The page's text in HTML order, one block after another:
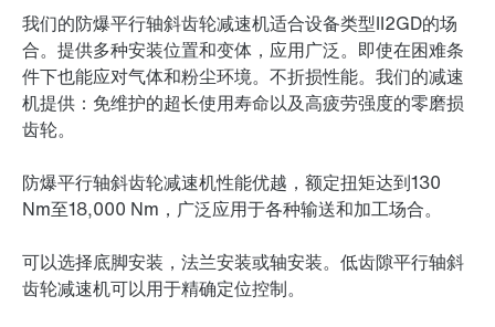
我们的防爆平行轴斜齿轮减速机适合设备类型II2GD的场
合。提供多种安装位置和变体，应用广泛。即使在困难条
件下也能应对气体和粉尘环境。不折损性能。我们的减速
机提供：免维护的超长使用寿命以及高疲劳强度的零磨损
齿轮。
防爆平行轴斜齿轮减速机性能优越，额定扭矩达到130
Nm至18,000 Nm，广泛应用于各种输送和加工场合。
可以选择底脚安装，法兰安装或轴安装。低齿隙平行轴斜
齿轮减速机可以用于精确定位控制。